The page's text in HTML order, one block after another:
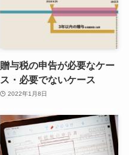
贈与税の申告が必要なケー
ス・必要でないケース
2022年1月8日